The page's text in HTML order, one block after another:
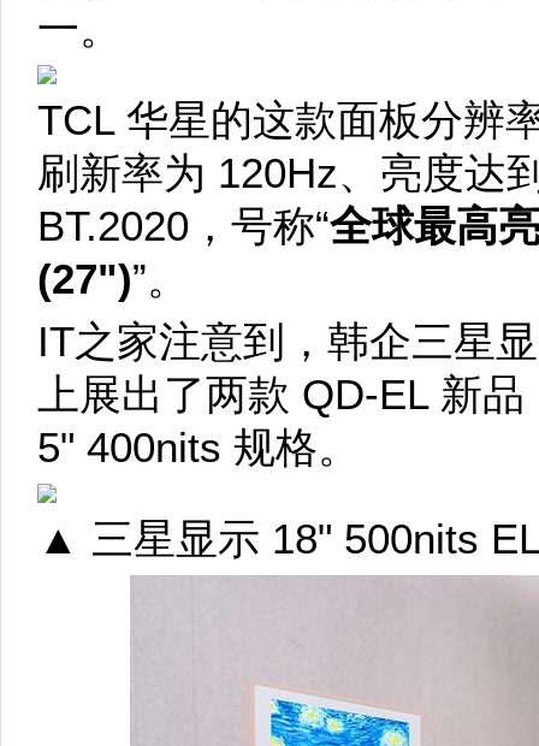
一。
TCL 华星的这款面板分辨
刷新率为 120Hz、亮度达
BT.2020，号称“全球最高
(27")”。
IT之家注意到，韩企三星
上展出了两款 QD-EL 新
5" 400nits 规格。
▲ 三星显示 18" 500nits